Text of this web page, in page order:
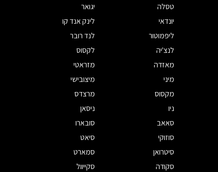
טסלה
יגואר
יונדאי
לינק אנד קו
ליפמוטור
לנד רובר
לנצ'יה
לקסוס
מאזדה
מזראטי
מיני
מיצובישי
מקסוס
מרצדס
ניו
ניסאן
סאאב
סובארו
סוזוקי
סיאט
סיטרואן
סמארט
סקודה
סקייוול